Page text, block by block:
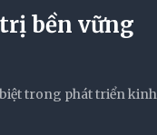
bền vững
trong phát triển